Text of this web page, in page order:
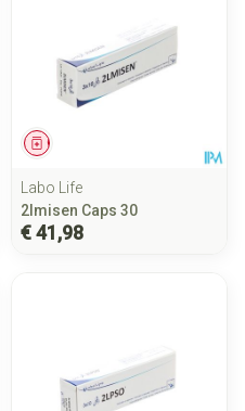
Geneesmiddel
Labo Life
2lmisen Caps 30
€ 41,98